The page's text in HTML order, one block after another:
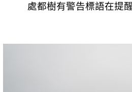
處都樹有警告標語在提